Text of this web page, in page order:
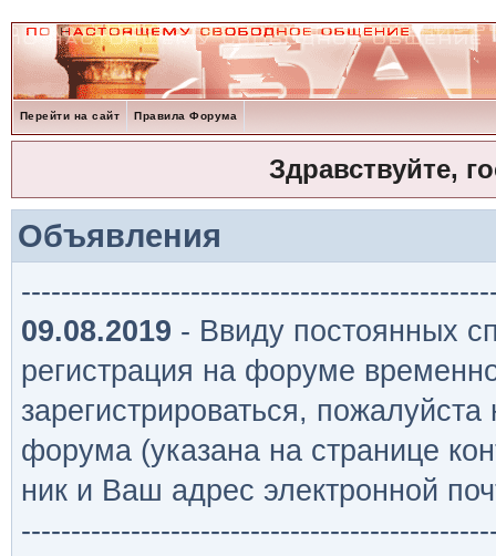
Перейти на сайт Правила Форума
Здравствуйте,
Объявления
09.08.2019 - Ввиду постоянных
регистрация на форуме
зарегистрироваться,
форума (указана на странице
ник и Ваш адрес электронной